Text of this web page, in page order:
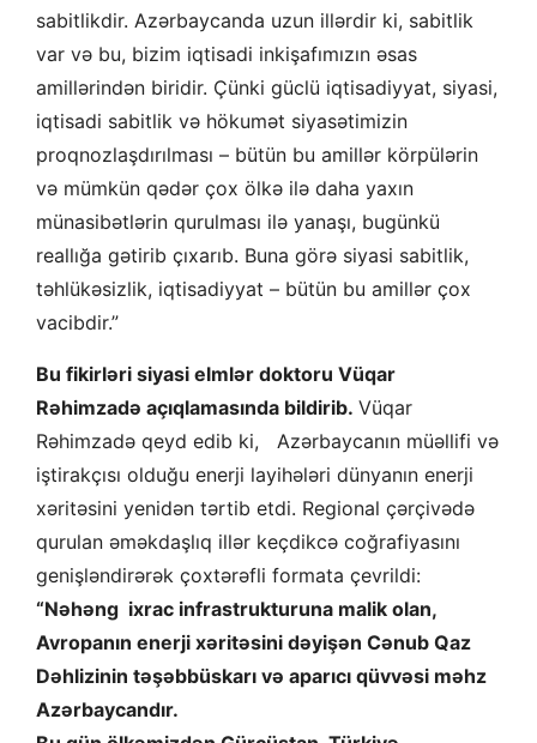
sabitlikdir. Azərbaycanda uzun illərdir ki, sabitlik
var və bu, bizim iqtisadi inkişafımızın əsas
amillərindən biridir. Çünki güclü iqtisadiyyat, siyasi,
iqtisadi sabitlik və hökumət siyasətimizin
proqnozlaşdırılması – bütün bu amillər körpülərin
və mümkün qədər çox ölkə ilə daha yaxın
münasibətlərin qurulması ilə yanaşı, bugünkü
reallığa gətirib çıxarıb. Buna görə siyasi sabitlik,
təhlükəsizlik, iqtisadiyyat – bütün bu amillər çox
vacibdir.”
Bu fikirləri siyasi elmlər doktoru Vüqar
Rəhimzadə açıqlamasında bildirib. Vüqar
Rəhimzadə qeyd edib ki, Azərbaycanın müəllifi və
iştirakçısı olduğu enerji layihələri dünyanın enerji
xəritəsini yenidən tərtib etdi. Regional çərçivədə
qurulan əməkdaşlıq illər keçdikcə coğrafiyasını
genişləndirərək çoxtərəfli formata çevrildi:
“Nəhəng ixrac infrastrukturuna malik olan,
Avropanın enerji xəritəsini dəyişən Cənub Qaz
Dəhlizinin təşəbbüskarı və aparıcı qüvvəsi məhz
Azərbaycandır.